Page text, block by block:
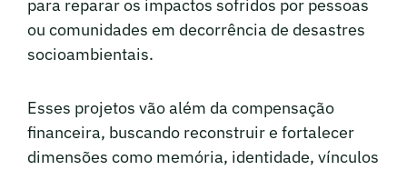
para reparar os impactos sofridos por pessoas
ou comunidades em decorrência de desastres
socioambientais.
Esses projetos vão além da compensação
financeira, buscando reconstruir e fortalecer
dimensões como memória, identidade, vínculos